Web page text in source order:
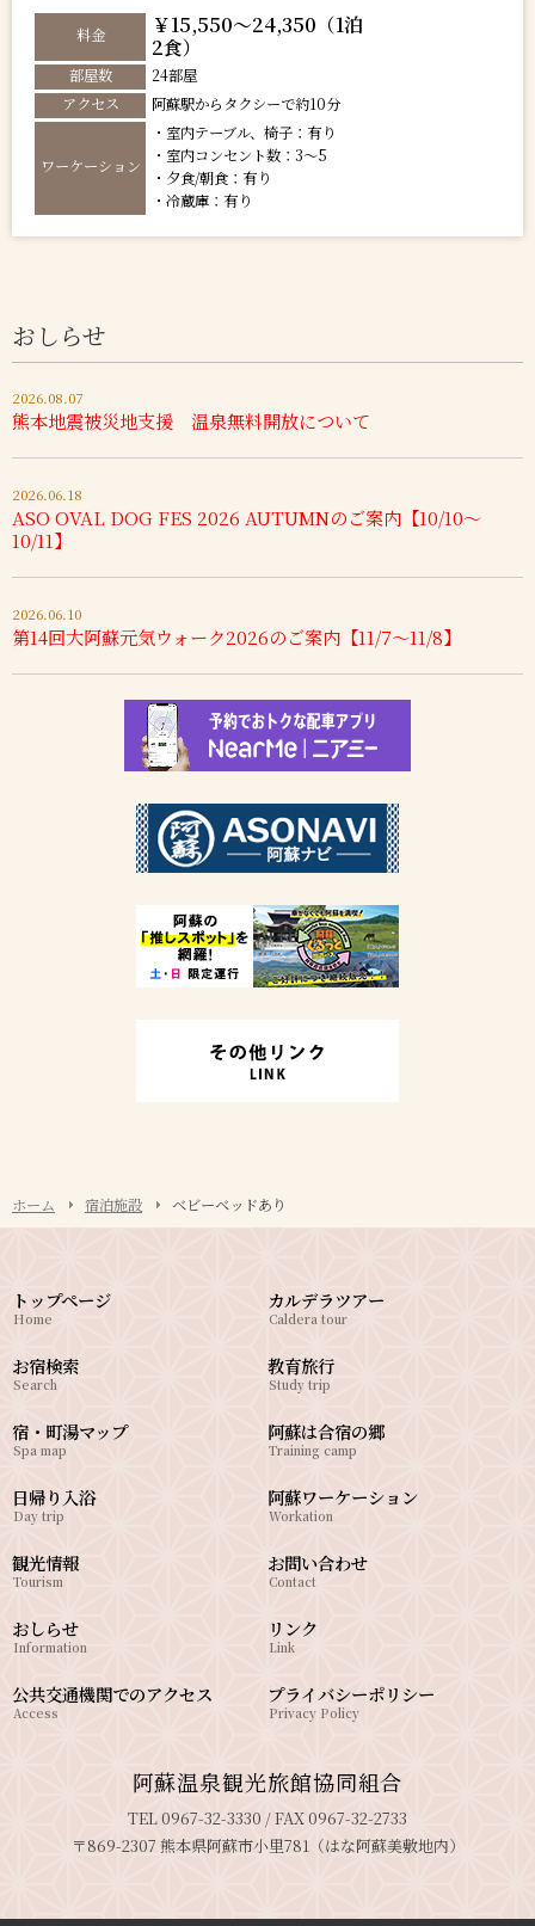
料金
￥15,550～24,350（1泊
2食）
部屋数
24部屋
アクセス
阿蘇駅からタクシーで約10分
ワーケーション
・室内テーブル、椅子：有り
・室内コンセント数：3～5
・夕食/朝食：有り
・冷蔵庫：有り
おしらせ
2026.08.07
熊本地震被災地支援 温泉無料開放について
2026.06.18
ASO OVAL DOG FES 2026 AUTUMNのご案内【10/10～
10/11】
2026.06.10
第14回大阿蘇元気ウォーク2026のご案内【11/7～11/8】
ホーム 宿泊施設 ベビーベッドあり
トップページ
Home
お宿検索
Search
宿・町湯マップ
Spa map
日帰り入浴
Day trip
カルデラツアー
Caldera tour
教育旅行
Study trip
阿蘇は合宿の郷
Training camp
阿蘇ワーケーション
Workation
観光情報
Tourism
おしらせ
Information
公共交通機関でのアクセス
Access
お問い合わせ
Contact
リンク
Link
プライバシーポリシー
Privacy Policy
阿蘇温泉観光旅館協同組合
TEL 0967-32-3330 / FAX 0967-32-2733
〒869-2307 熊本県阿蘇市小里781（はな阿蘇美敷地内）